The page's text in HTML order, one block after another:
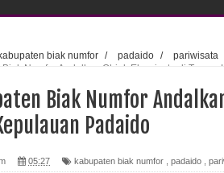
Bantuan CSR untuk RS Bhayangkara Polda
biak numfor / padaido / pariwisata
Numfor Andalkan Objek Ekowisata di Taman
Biak Numfor
Padaido
05:27 kabupaten biak numfor padaido